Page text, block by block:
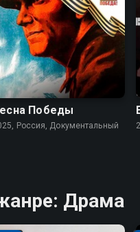
Победы
Россия, Документальный
Драма